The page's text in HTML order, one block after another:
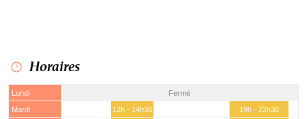
Horaires
Lundi
Fermé
Mardi
12h - 14h30
19h - 22h30